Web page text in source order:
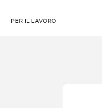
PER IL LAVORO